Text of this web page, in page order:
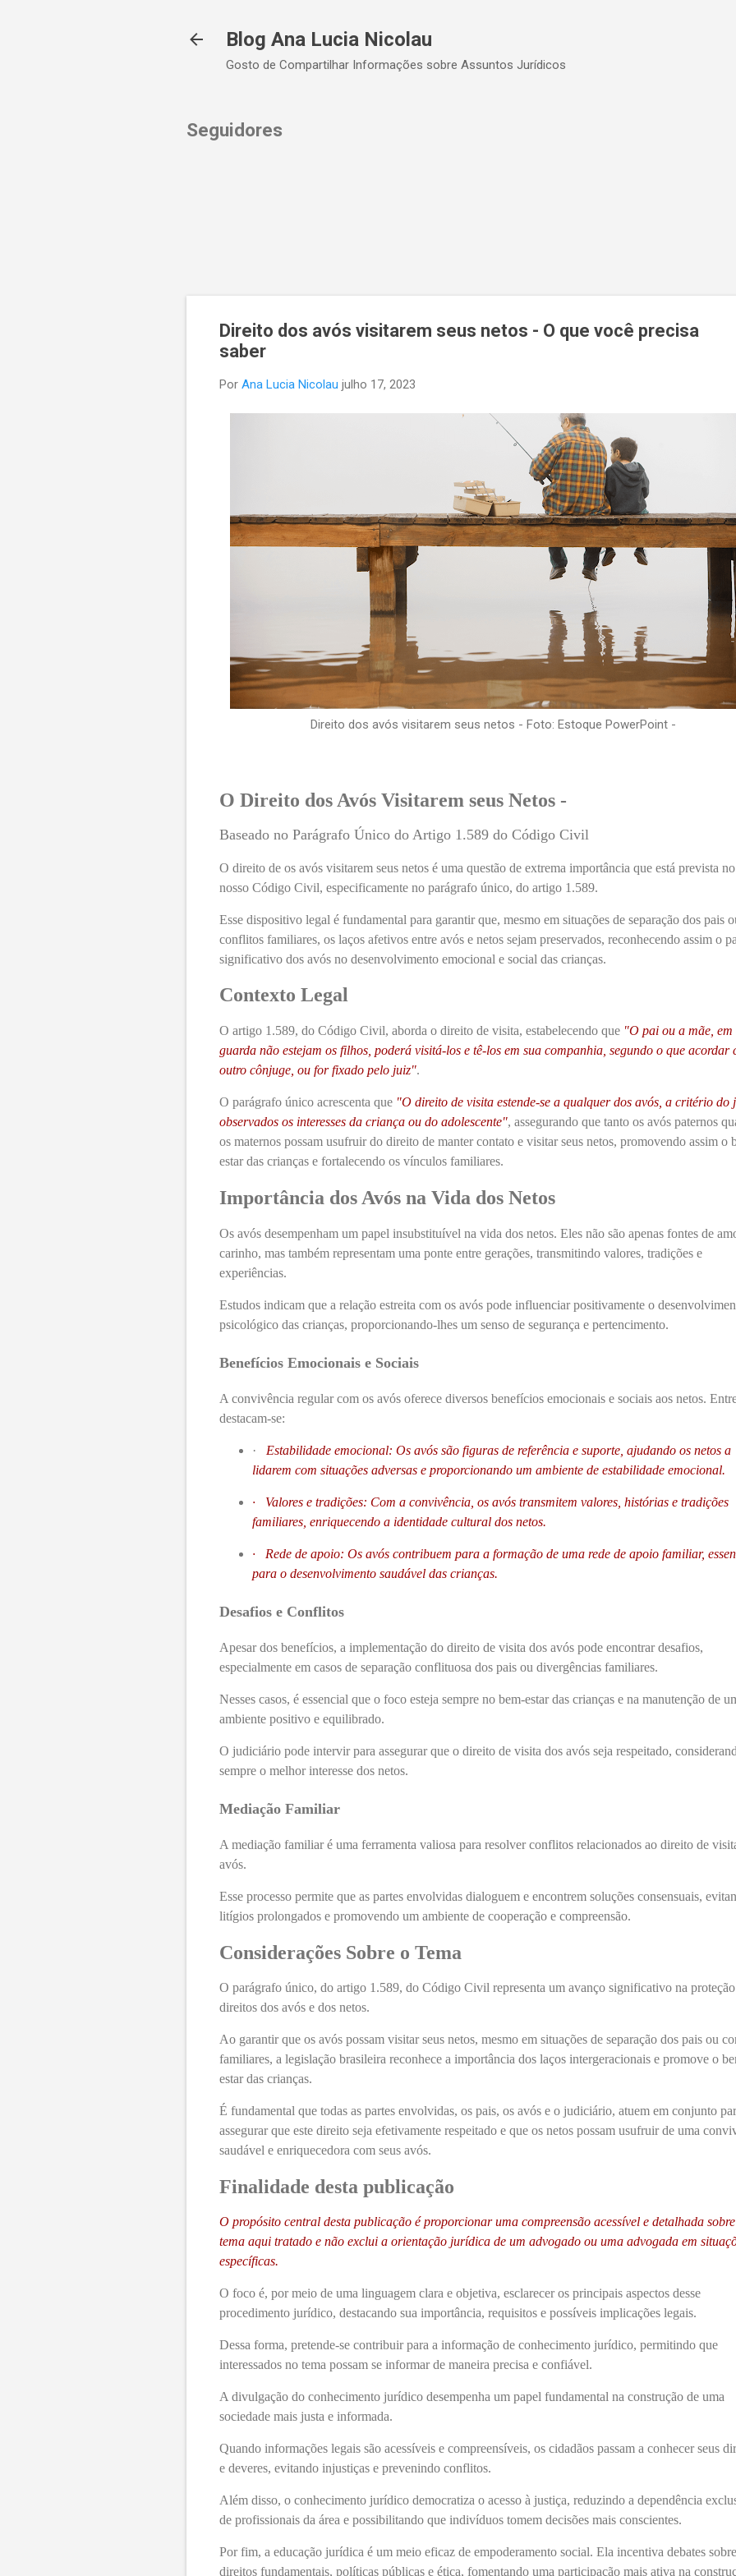
Blog Ana Lucia Nicolau
Gosto de Compartilhar Informações sobre Assuntos Jurídicos
Seguidores
Direito dos avós visitarem seus netos - O que você precisa
saber
Por Ana Lucia Nicolau julho 17, 2023
Direito dos avós visitarem seus netos - Foto: Estoque PowerPoint -
O Direito dos Avós Visitarem seus Netos -
Baseado no Parágrafo Único do Artigo 1.589 do Código Civil
O direito de os avós visitarem seus netos é uma questão de extrema importância que está prevista no
nosso Código Civil, especificamente no parágrafo único, do artigo 1.589.
Esse dispositivo legal é fundamental para garantir que, mesmo em situações de separação dos pais
conflitos familiares, os laços afetivos entre avós e netos sejam preservados, reconhecendo assim o
significativo dos avós no desenvolvimento emocional e social das crianças.
Contexto Legal
O artigo 1.589, do Código Civil, aborda o direito de visita, estabelecendo que "O pai ou a mãe, em
guarda não estejam os filhos, poderá visitá-los e tê-los em sua companhia, segundo o que acordar
outro cônjuge, ou for fixado pelo juiz".
O parágrafo único acrescenta que "O direito de visita estende-se a qualquer dos avós, a critério do
observados os interesses da criança ou do adolescente", assegurando que tanto os avós paternos
os maternos possam usufruir do direito de manter contato e visitar seus netos, promovendo assim o
estar das crianças e fortalecendo os vínculos familiares.
Importância dos Avós na Vida dos Netos
Os avós desempenham um papel insubstituível na vida dos netos. Eles não são apenas fontes de
carinho, mas também representam uma ponte entre gerações, transmitindo valores, tradições e
experiências.
Estudos indicam que a relação estreita com os avós pode influenciar positivamente o
psicológico das crianças, proporcionando-lhes um senso de segurança e pertencimento.
Benefícios Emocionais e Sociais
A convivência regular com os avós oferece diversos benefícios emocionais e sociais aos netos.
destacam-se:
·
Estabilidade emocional: Os avós são figuras de referência e suporte, ajudando os netos a
lidarem com situações adversas e proporcionando um ambiente de estabilidade emocional.
·
Valores e tradições: Com a convivência, os avós transmitem valores, histórias e tradições
familiares, enriquecendo a identidade cultural dos netos.
·
Rede de apoio: Os avós contribuem para a formação de uma rede de apoio familiar,
para o desenvolvimento saudável das crianças.
Desafios e Conflitos
Apesar dos benefícios, a implementação do direito de visita dos avós pode encontrar desafios,
especialmente em casos de separação conflituosa dos pais ou divergências familiares.
Nesses casos, é essencial que o foco esteja sempre no bem-estar das crianças e na manutenção de
ambiente positivo e equilibrado.
O judiciário pode intervir para assegurar que o direito de visita dos avós seja respeitado,
sempre o melhor interesse dos netos.
Mediação Familiar
A mediação familiar é uma ferramenta valiosa para resolver conflitos relacionados ao direito de
avós.
Esse processo permite que as partes envolvidas dialoguem e encontrem soluções consensuais,
litígios prolongados e promovendo um ambiente de cooperação e compreensão.
Considerações Sobre o Tema
O parágrafo único, do artigo 1.589, do Código Civil representa um avanço significativo na
direitos dos avós e dos netos.
Ao garantir que os avós possam visitar seus netos, mesmo em situações de separação dos pais ou
familiares, a legislação brasileira reconhece a importância dos laços intergeracionais e promove o
estar das crianças.
É fundamental que todas as partes envolvidas, os pais, os avós e o judiciário, atuem em conjunto
assegurar que este direito seja efetivamente respeitado e que os netos possam usufruir de uma
saudável e enriquecedora com seus avós.
Finalidade desta publicação
O propósito central desta publicação é proporcionar uma compreensão acessível e detalhada
tema aqui tratado e não exclui a orientação jurídica de um advogado ou uma advogada em
específicas.
O foco é, por meio de uma linguagem clara e objetiva, esclarecer os principais aspectos desse
procedimento jurídico, destacando sua importância, requisitos e possíveis implicações legais.
Dessa forma, pretende-se contribuir para a informação de conhecimento jurídico, permitindo que
interessados no tema possam se informar de maneira precisa e confiável.
A divulgação do conhecimento jurídico desempenha um papel fundamental na construção de uma
sociedade mais justa e informada.
Quando informações legais são acessíveis e compreensíveis, os cidadãos passam a conhecer seus
e deveres, evitando injustiças e prevenindo conflitos.
Além disso, o conhecimento jurídico democratiza o acesso à justiça, reduzindo a dependência
de profissionais da área e possibilitando que indivíduos tomem decisões mais conscientes.
Por fim, a educação jurídica é um meio eficaz de empoderamento social. Ela incentiva debates sobre
direitos fundamentais, políticas públicas e ética, fomentando uma participação mais ativa na